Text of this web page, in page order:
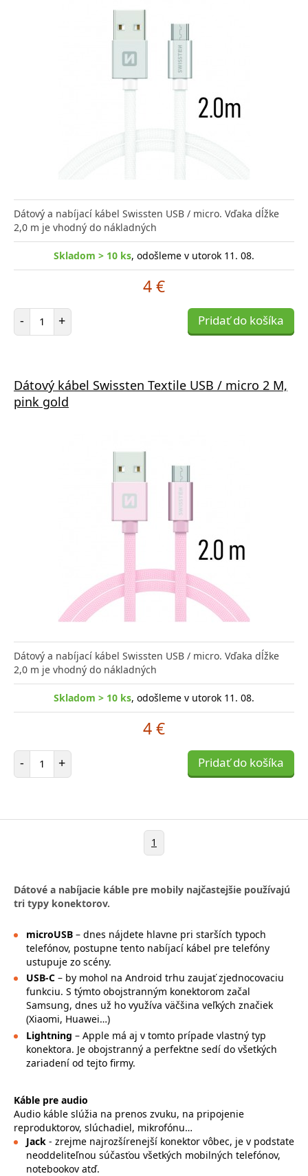
Dátový a nabíjací kábel Swissten USB / micro. Vďaka dĺžke
2,0 m je vhodný do nákladných
Skladom > 10 ks, odošleme v utorok 11. 08.
4 €
- Počet položiek
+ Pridať do košíka
Dátový kábel Swissten Textile USB / micro 2 M,
pink gold
Dátový a nabíjací kábel Swissten USB / micro. Vďaka dĺžke
2,0 m je vhodný do nákladných
Skladom > 10 ks, odošleme v utorok 11. 08.
4 €
- Počet položiek
+ Pridať do košíka
1
Dátové a nabíjacie káble pre mobily najčastejšie používajú
tri typy konektorov.
microUSB – dnes nájdete hlavne pri starších typoch
telefónov, postupne tento nabíjací kábel pre telefóny
ustupuje zo scény.
USB-C – by mohol na Android trhu zaujať zjednocovaciu
funkciu. S týmto obojstranným konektorom začal
Samsung, dnes už ho využíva väčšina veľkých značiek
(Xiaomi, Huawei…)
Lightning – Apple má aj v tomto prípade vlastný typ
konektora. Je obojstranný a perfektne sedí do všetkých
zariadení od tejto firmy.
Káble pre audio
Audio káble slúžia na prenos zvuku, na pripojenie
reproduktorov, slúchadiel, mikrofónu…
Jack - zrejme najrozšírenejší konektor vôbec, je v podstate
neoddeliteľnou súčasťou všetkých mobilných telefónov,
notebookov atď.